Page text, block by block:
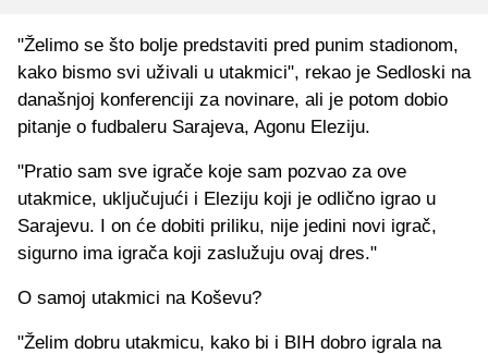
"Želimo se što bolje predstaviti pred punim stadionom,
kako bismo svi uživali u utakmici", rekao je Sedloski na
današnjoj konferenciji za novinare, ali je potom dobio
pitanje o fudbaleru Sarajeva, Agonu Eleziju.
"Pratio sam sve igrače koje sam pozvao za ove
utakmice, uključujući i Eleziju koji je odlično igrao u
Sarajevu. I on će dobiti priliku, nije jedini novi igrač,
sigurno ima igrača koji zaslužuju ovaj dres."
O samoj utakmici na Koševu?
"Želim dobru utakmicu, kako bi i BIH dobro igrala na